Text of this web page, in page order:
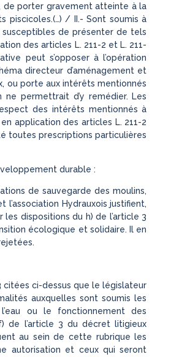
de porter gravement atteinte à la
piscicoles.(…) / II.- Sont soumis à
susceptibles de présenter de tels
des articles L. 211-2 et L. 211-
peut s’opposer à l’opération
directeur d’aménagement et
ou porte aux intérêts mentionnés
ne permettrait d’y remédier. Les
des intérêts mentionnés à
application des articles L. 211-2
toutes prescriptions particulières
durable :
de sauvegarde des moulins,
l’association Hydrauxois justifient,
dispositions du h) de l’article 3
écologique et solidaire. Il en
citées ci-dessus que le législateur
auxquelles sont soumis les
ou le fonctionnement des
de l’article 3 du décret litigieux
au sein de cette rubrique les
autorisation et ceux qui seront